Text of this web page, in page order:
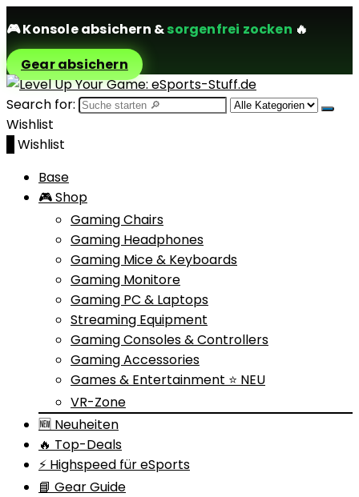
🎮Konsole absichern &sorgenfrei zocken 🔥
Gear absichern
Search for:
Wishlist
Wishlist
Base
🎮 Shop
Gaming Chairs
Gaming Headphones
Gaming Mice & Keyboards
Gaming Monitore
Gaming PC & Laptops
Streaming Equipment
Gaming Consoles & Controllers
Gaming Accessories
Games & Entertainment ⭐ NEU
VR-Zone
🆕 Neuheiten
🔥 Top-Deals
⚡ Highspeed für eSports
📘 Gear Guide